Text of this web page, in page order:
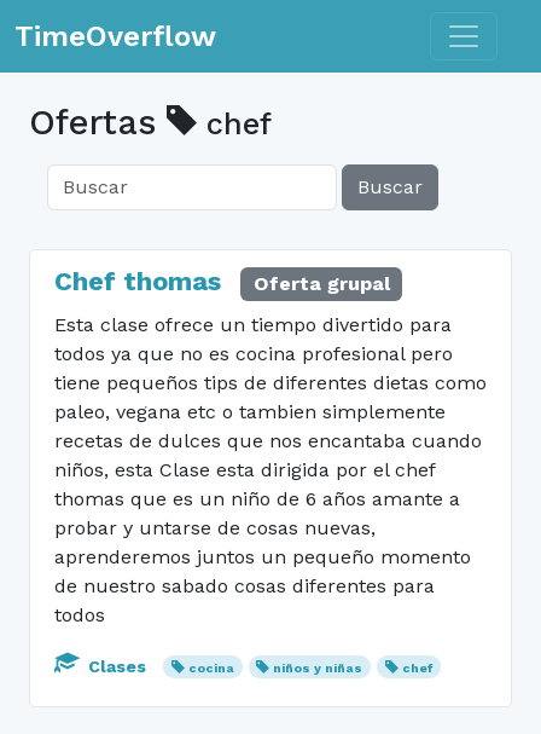
TimeOverflow Toggle
Ofertas chef
Buscar
Chef thomas
Oferta grupal
Esta clase ofrece un tiempo divertido para
todos ya que no es cocina profesional pero
tiene pequeños tips de diferentes dietas como
paleo, vegana etc o tambien simplemente
recetas de dulces que nos encantaba cuando
niños, esta Clase esta dirigida por el chef
thomas que es un niño de 6 años amante a
probar y untarse de cosas nuevas,
aprenderemos juntos un pequeño momento
de nuestro sabado cosas diferentes para
todos
Clases cocina niños y niñas chef